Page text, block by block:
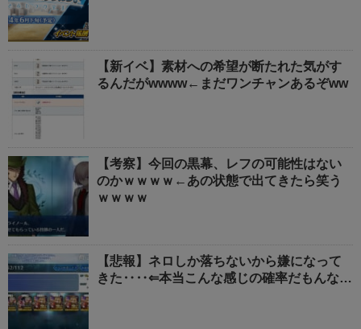
【新イベ】素材への希望が断たれた気がす
るんだがwwww←まだワンチャンあるぞww
【考察】今回の黒幕、レフの可能性はない
のかｗｗｗｗ←あの状態で出てきたら笑う
ｗｗｗｗ
【悲報】ネロしか落ちないから嫌になって
きた‥‥⇐本当こんな感じの確率だもんな…